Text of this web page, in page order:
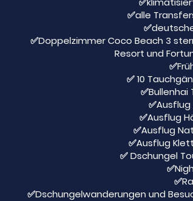
✅alle
✅Doppelzimmer Coco Beach 3
Resort und
✅ 10
✅Ausflug
✅Ausflug
✅Ausflug
✅ Dschungel
✅Dschungelwanderungen und